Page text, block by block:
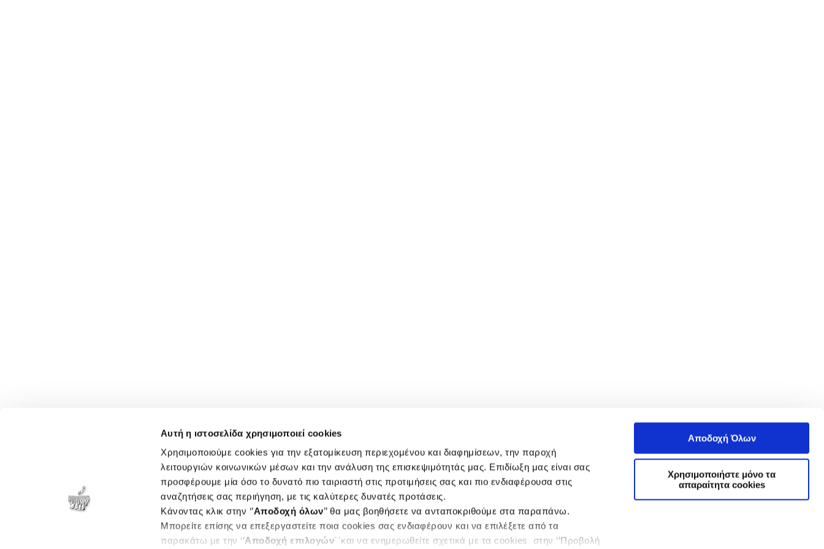
Αυτή η ιστοσελίδα χρησιμοποιεί cookies
Χρησιμοποιούμε cookies για την εξατομίκευση περιεχομένου και διαφημίσεων, την παροχή
λειτουργιών κοινωνικών μέσων και την ανάλυση της επισκεψιμότητάς μας. Επιδίωξη μας είναι σας
προσφέρουμε μία όσο το δυνατό πιο ταιριαστή στις προτιμήσεις σας και πιο ενδιαφέρουσα στις
αναζητήσεις σας περιήγηση, με τις καλύτερες δυνατές προτάσεις.
Κάνοντας κλικ στην ‘’Αποδοχή όλων’’ θα μας βοηθήσετε να ανταποκριθούμε στα παραπάνω.
Μπορείτε επίσης να επεξεργαστείτε ποια cookies σας ενδιαφέρουν και να επιλέξετε από τα
παρακάτω με την ‘’Αποδοχή επιλογών΄΄και να ενημερωθείτε σχετικά με τα cookies στην ‘’Προβολή
Αποδοχή Όλων
Χρησιμοποιήστε μόνο τα
απαραίτητα cookies